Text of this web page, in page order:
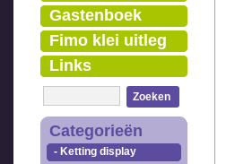
Gastenboek
Fimo klei uitleg
Links
Zoeken
Categorieën
- Ketting display